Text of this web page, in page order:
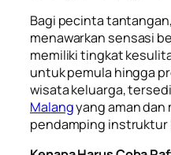
Bagi pecinta tantangan,
menawarkan sensasi
memiliki tingkat
untuk pemula hingga
wisata keluarga,
Malangyang aman
pendamping instruktur